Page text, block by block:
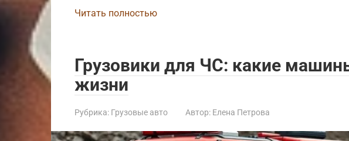
Читать полностью
Грузовики для ЧС: какие
жизни
Рубрика: Грузовые авто Автор: Елена Петрова